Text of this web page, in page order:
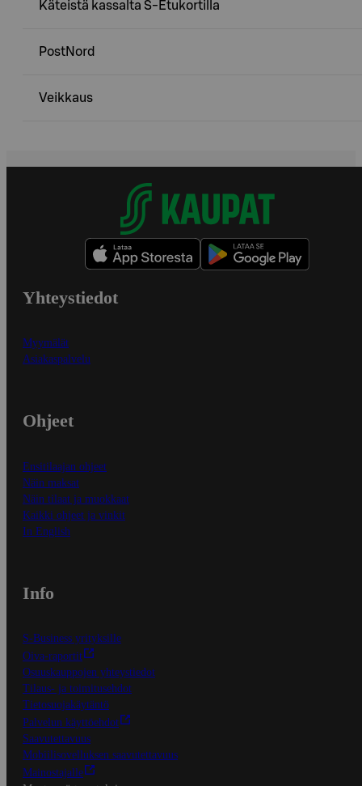
Käteistä kassalta S-Etukortilla
PostNord
Veikkaus
Yhteystiedot
Myymälät
Asiakaspalvelu
Ohjeet
Ensitilaajan ohjeet
Näin maksat
Näin tilaat ja muokkaat
Kaikki ohjeet ja vinkit
In English
Info
S-Business yrityksille
Oiva-raportit
Osuuskauppojen yhteystiedot
Tilaus- ja toimitusehdot
Tietosuojakäytäntö
Palvelun käyttöehdot
Saavutettavuus
Mobiilisovelluksen saavutettavuus
Mainostajalle